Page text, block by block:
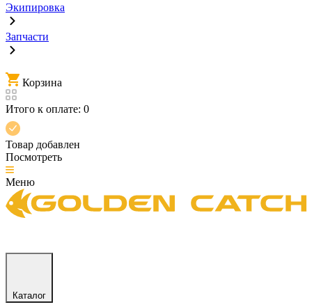
Экипировка
Запчасти
Корзина
Итого к оплате: 0
Товар добавлен
Посмотреть
Меню
Каталог